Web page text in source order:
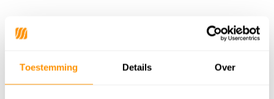
Toestemming Details Over
Productspecificaties
SKU 9502554441380